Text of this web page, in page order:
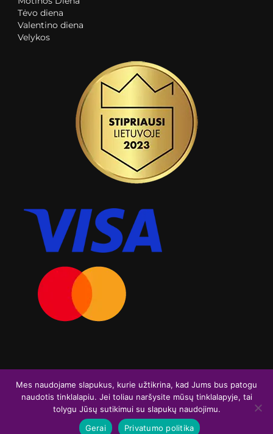
Tėvo diena
Valentino diena
Velykos
Visos teisės saugomos. Graviruoja.lt 2026
I
Mes naudojame slapukus, kurie užtikrina, kad Jums bus patogu
naudotis tinklalapiu. Jei toliau naršysite mūsų tinklalapyje, tai
tolygu Jūsų sutikimui su slapukų naudojimu.
Gerai
Privatumo politika